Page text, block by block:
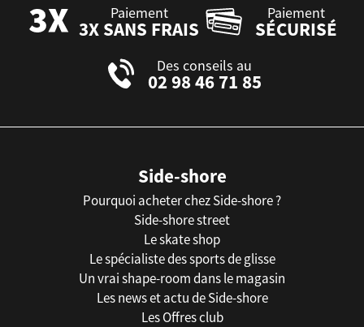
Paiement
3X SANS FRAIS
Paiement
SÉCURISÉ
Des conseils au
02 98 46 71 85
Side-shore
Pourquoi acheter chez Side-shore ?
Side-shore street
Le skate shop
Le spécialiste des sports de glisse
Un vrai shape-room dans le magasin
Les news et actu de Side-shore
Les Offres club